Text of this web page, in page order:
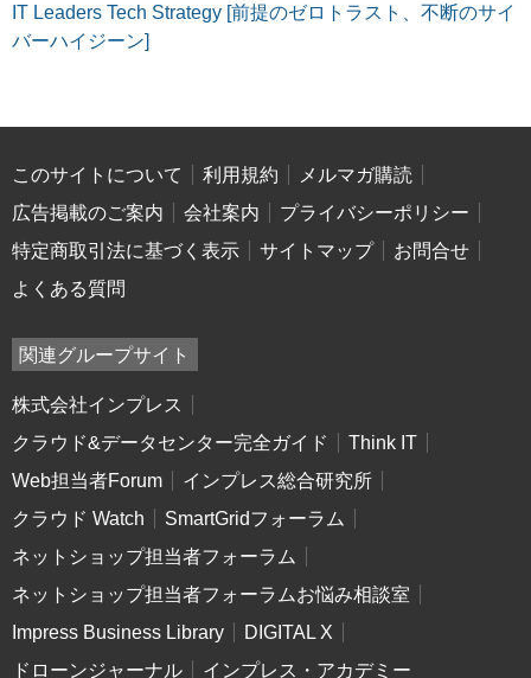
IT Leaders Tech Strategy [前提のゼロトラスト、不断のサイ
バーハイジーン]
このサイトについて 利用規約
メルマガ購読
広告掲載のご案内
会社案内
プライバシーポリシー
特定商取引法に基づく表示
サイトマップ
お問合せ
よくある質問
関連グループサイト
株式会社インプレス
クラウド&データセンター完全ガイド
Think IT
Web担当者Forum
インプレス総合研究所
クラウド Watch
SmartGridフォーラム
ネットショップ担当者フォーラム
ネットショップ担当者フォーラムお悩み相談室
Impress Business Library
DIGITAL X
ドローンジャーナル
インプレス・アカデミー